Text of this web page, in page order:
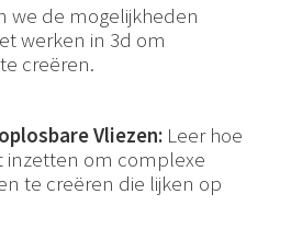
we de mogelijkheden
werken in 3d om
creëren.
Vliezen: Leer hoe
inzetten om complexe
te creëren die lijken op